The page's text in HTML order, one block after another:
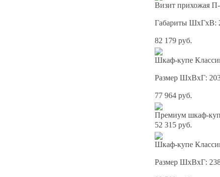
Визит прихожая П-
Габариты ШхГхВ:
82 179 руб.
Шкаф-купе
Размер ШхВхГ:
77 964 руб.
Премиум шкаф-
52 315 руб.
Шкаф-купе
Размер ШхВхГ: